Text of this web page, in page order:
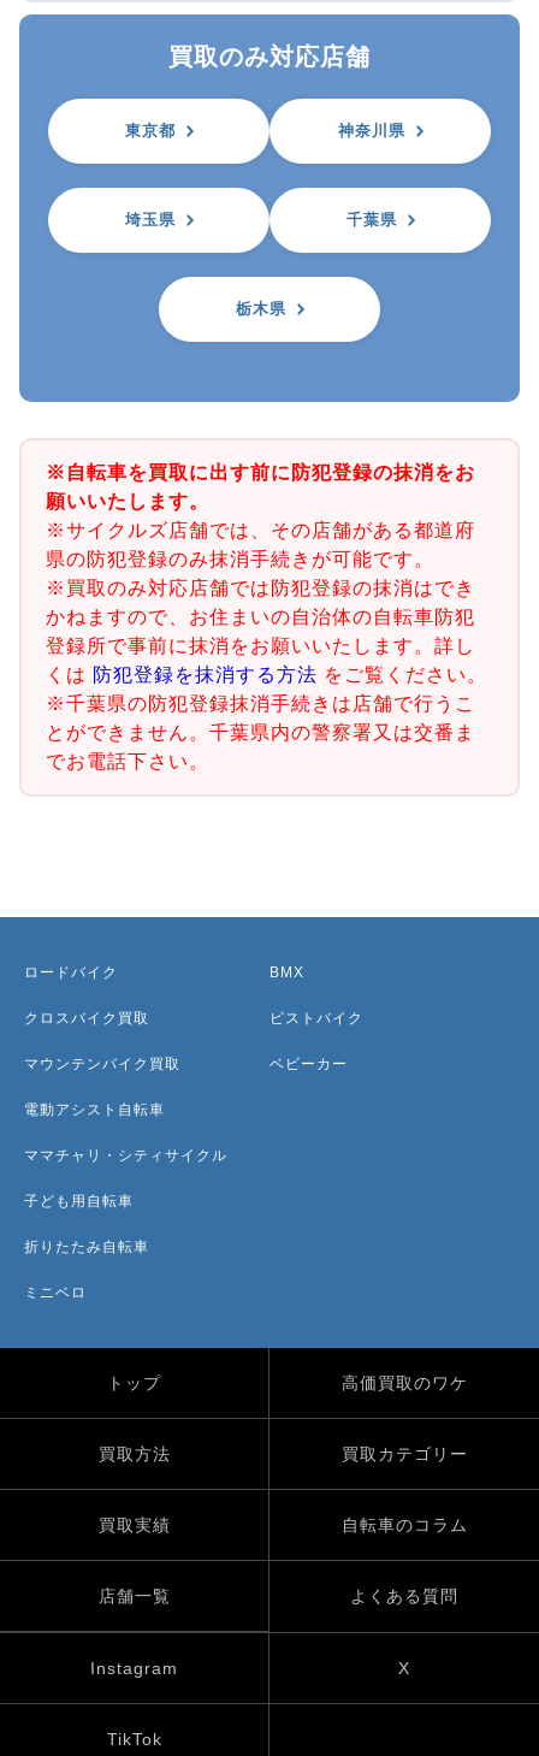
買取のみ対応店舗
東京都 神奈川県
埼玉県 千葉県
栃木県
※自転車を買取に出す前に防犯登録の抹消をお
願いいたします。
※サイクルズ店舗では、その店舗がある都道府
県の防犯登録のみ抹消手続きが可能です。
※買取のみ対応店舗では防犯登録の抹消はでき
かねますので、お住まいの自治体の自転車防犯
登録所で事前に抹消をお願いいたします。詳し
くは 防犯登録を抹消する方法 をご覧ください。
※千葉県の防犯登録抹消手続きは店舗で行うこ
とができません。千葉県内の警察署又は交番ま
でお電話下さい。
ロードバイク
クロスバイク買取
マウンテンバイク買取
電動アシスト自転車
ママチャリ・シティサイクル
子ども用自転車
折りたたみ自転車
ミニベロ
BMX
ピストバイク
ベビーカー
トップ 高価買取のワケ
買取方法 買取カテゴリー
買取実績 自転車のコラム
店舗一覧 よくある質問
Instagram X
TikTok